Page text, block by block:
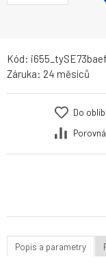
Kód:
Záruka: 24 měsíců
Do
Popis a parametry